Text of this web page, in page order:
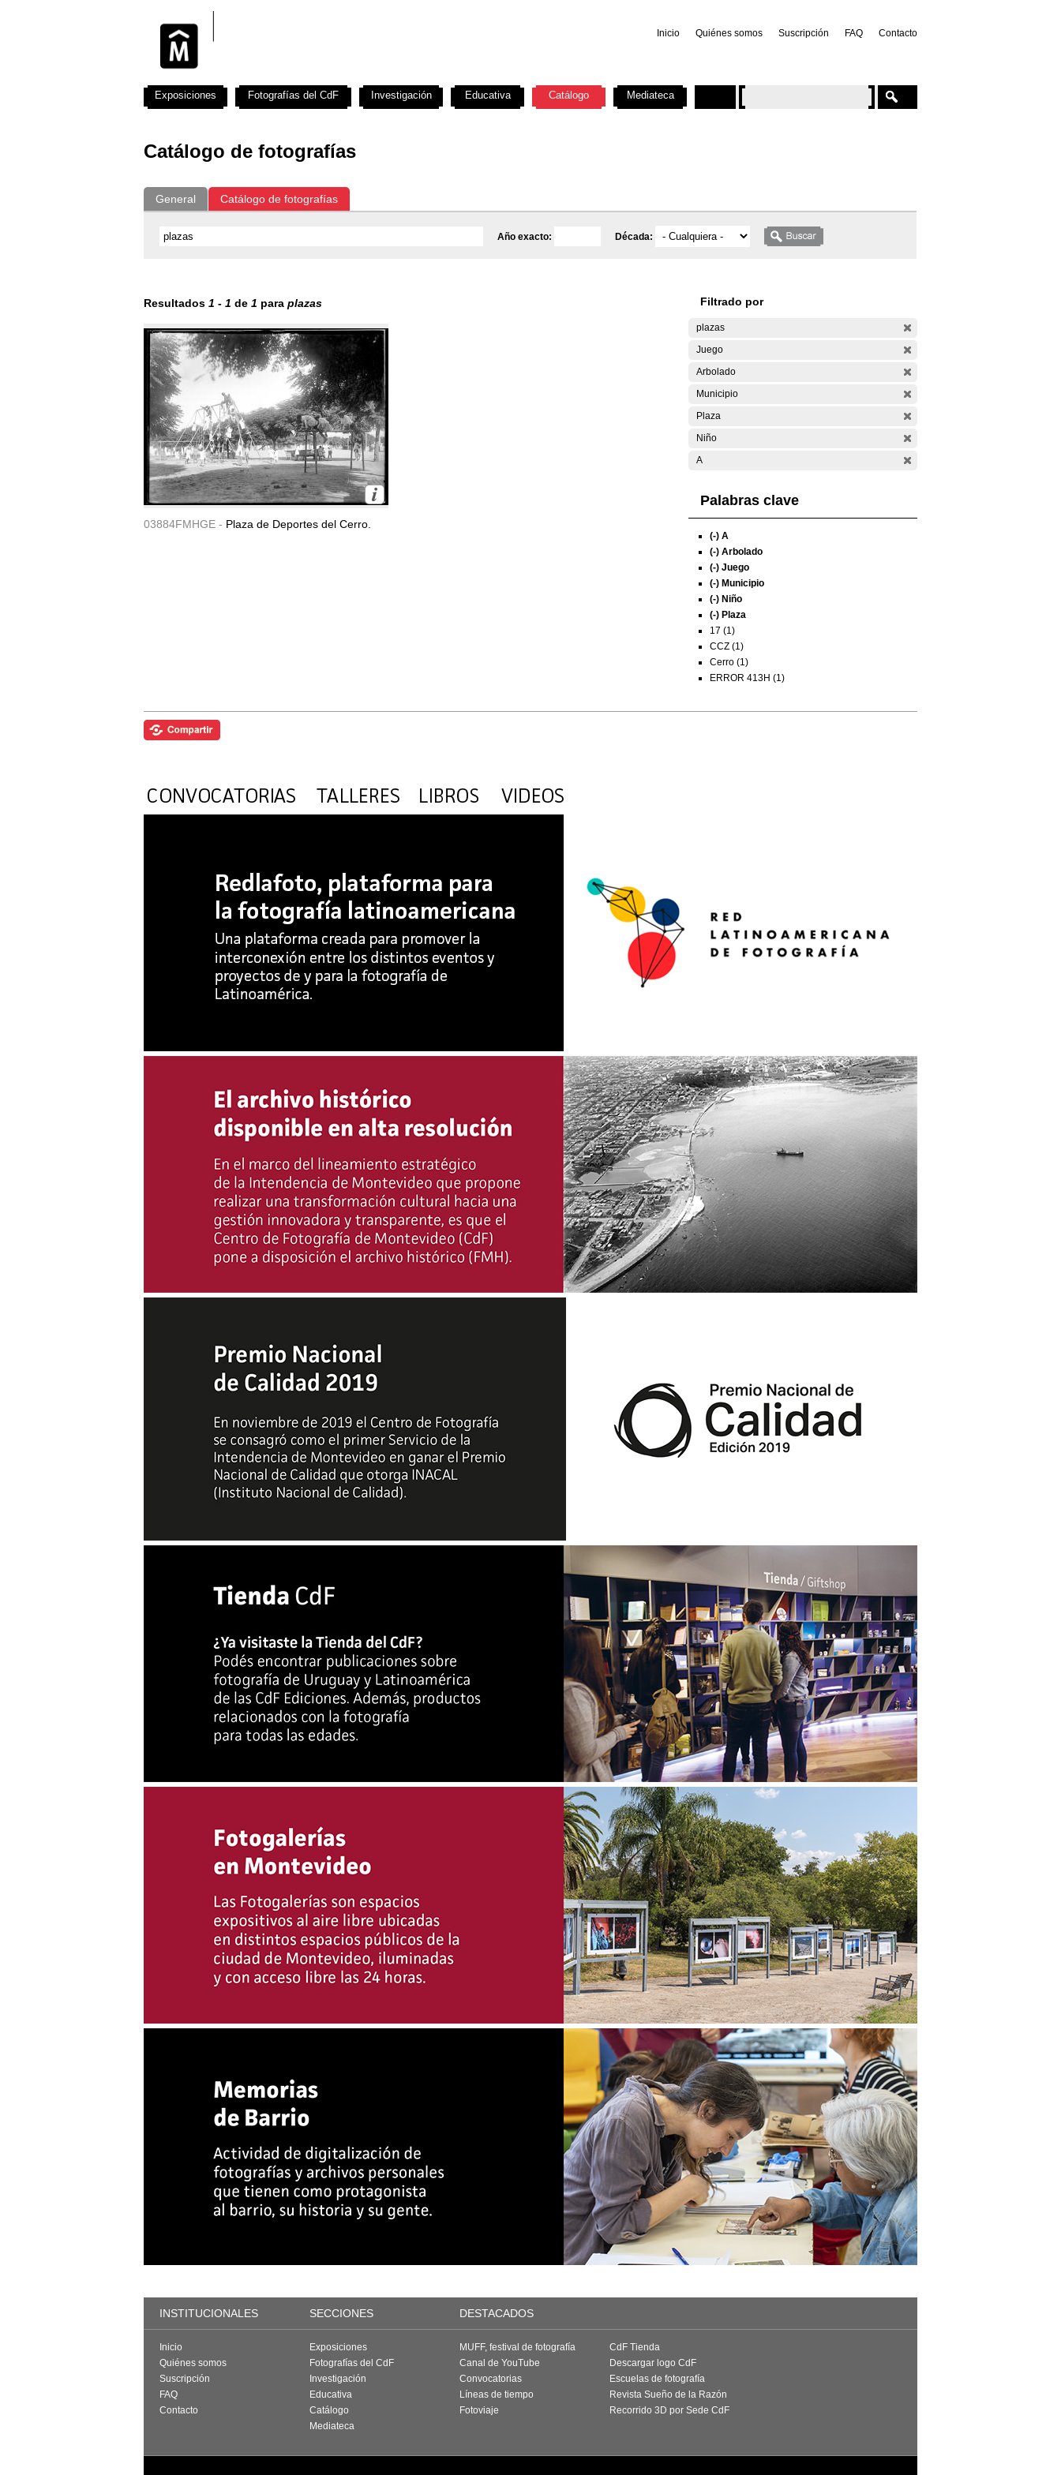
Inicio Quiénes somos Suscripción FAQ Contacto
Catálogo de fotografías
General Catálogo de fotografías
Año exacto: Década:
Resultados 1 - 1 de 1 para plazas
03884FMHGE - Plaza de Deportes del Cerro.
Filtrado por
plazas
Juego
Arbolado
Municipio
Plaza
Niño
A
Palabras clave
(-) A
(-) Arbolado
(-) Juego
(-) Municipio
(-) Niño
(-) Plaza
17 (1)
CCZ (1)
Cerro (1)
ERROR 413H (1)
Exposiciones Fotografías del CdF Investigación Educativa Catálogo Mediateca
INSTITUCIONALES SECCIONES DESTACADOS
Inicio
Quiénes somos
Suscripción
FAQ
Contacto
Exposiciones
Fotografías del CdF
Investigación
Educativa
Catálogo
Mediateca
MUFF, festival de fotografía
Canal de YouTube
Convocatorias
Líneas de tiempo
Fotoviaje
CdF Tienda
Descargar logo CdF
Escuelas de fotografía
Revista Sueño de la Razón
Recorrido 3D por Sede CdF